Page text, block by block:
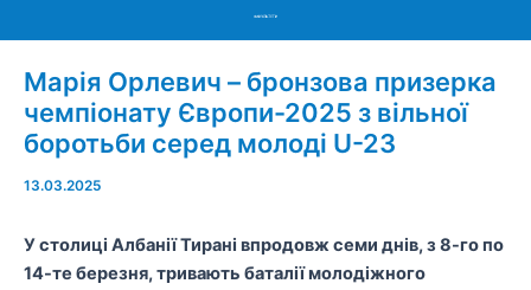
Menu
Марія Орлевич – бронзова призерка
чемпіонату Європи-2025 з вільної
боротьби серед молоді U-23
13.03.2025
У столиці Албанії Тирані впродовж семи днів, з 8-го по
14-те березня, тривають баталії молодіжного